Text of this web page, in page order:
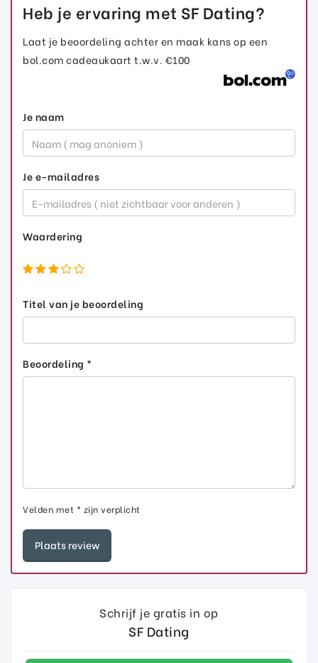
Heb je ervaring met SF Dating?
Laat je beoordeling achter en maak kans op een
bol.com cadeaukaart t.w.v. €100
Je naam
Je e-mailadres
Waardering
Titel van je beoordeling
Beoordeling *
Velden met * zijn verplicht
Schrijf je gratis in op
SF Dating